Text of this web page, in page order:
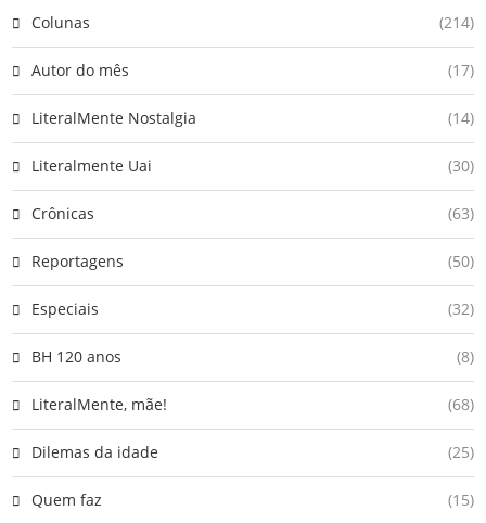
Colunas (214)
Autor do mês (17)
LiteralMente Nostalgia (14)
Literalmente Uai (30)
Crônicas (63)
Reportagens (50)
Especiais (32)
BH 120 anos (8)
LiteralMente, mãe! (68)
Dilemas da idade (25)
Quem faz (15)